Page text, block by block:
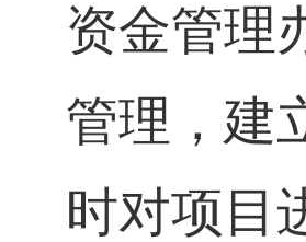
资金管理
管理，建
时对项目